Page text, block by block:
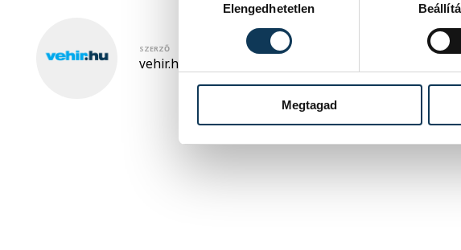
Elengedhetetlen
Megtagad
SZERZŐ
vehir.hu